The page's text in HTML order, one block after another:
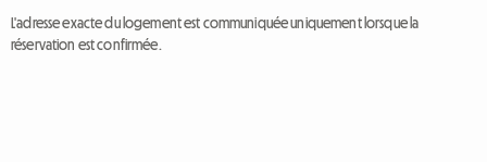
L'adresse exacte du logement est communiquée uniquement lorsque la
réservation est confirmée.